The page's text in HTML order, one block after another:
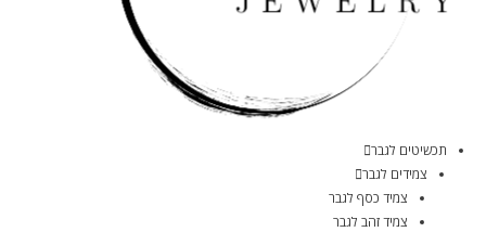
תכשיטים לגבר
צמידים לגבר
צמיד כסף לגבר
צמיד זהב לגבר